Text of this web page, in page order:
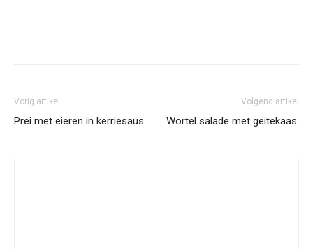
Vorig artikel
Prei met eieren in kerriesaus
Volgend artikel
Wortel salade met geitekaas.